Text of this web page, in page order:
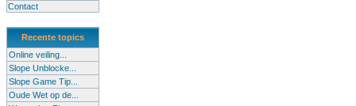
Contact
Recente topics
Online veiling...
Slope Unblocke...
Slope Game Tip...
Oude Wet op de...